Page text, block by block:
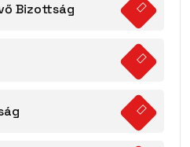
Bizottság